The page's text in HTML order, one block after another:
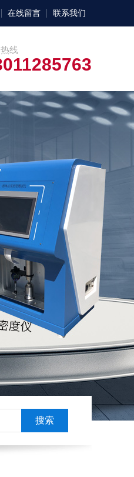
在线留言 联系我们
线